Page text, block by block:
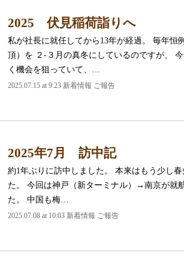
2025 伏見稲荷詣りへ
私が社長に就任してから13年が経過。 毎年恒
頂）を ２-３月の真冬にしているのですが、
く機会を狙っていて、…
2025.07.15 at 9:23 新着情報 ご報告
2025年7月 訪中記
約1年ぶりに訪中しました。 本来はもう少し
た。 今回は神戸（新ターミナル）→南京が就
た。 中国も梅…
2025.07.08 at 10:03 新着情報 ご報告